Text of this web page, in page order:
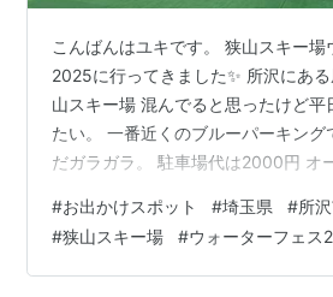
こんばんはユキです。 狭山スキー場
2025に行ってきました✨ 所沢にあ
山スキー場 混んでると思ったけど平
たい。 一番近くのブルーパーキング
だガラガラ。 駐車場代は2000円 オ
（笑） かにの日企画って何！？ ロン
ギリ乗れる！Σ(ﾟДﾟ) ｱﾌﾞﾅｶｯﾀ! 滑るの
な？ ハイシーズンを避けた平日な
#お出かけスポット #埼玉県 #所
#狭山スキー場 #ウォーターフェス